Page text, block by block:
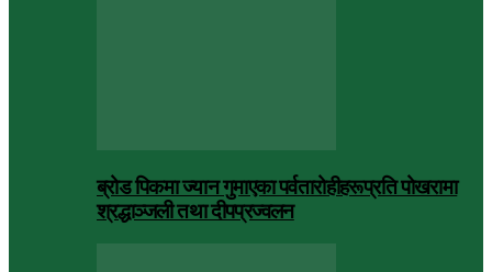
ब्रोड पिकमा ज्यान गुमाएका पर्वतारोहीहरूप्रति पोखरामा
श्रद्धाञ्जली तथा दीपप्रज्वलन